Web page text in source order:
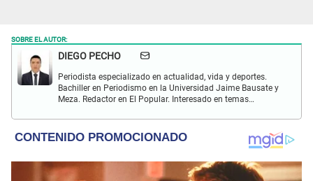
SOBRE EL AUTOR:
DIEGO PECHO
Periodista especializado en actualidad, vida y deportes.
Bachiller en Periodismo en la Universidad Jaime Bausate y
Meza. Redactor en El Popular. Interesado en temas
internacional, trucos caseros y educación.